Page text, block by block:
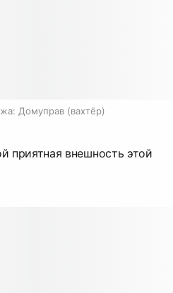
Домуправ (вахтёр)
приятная внешность этой